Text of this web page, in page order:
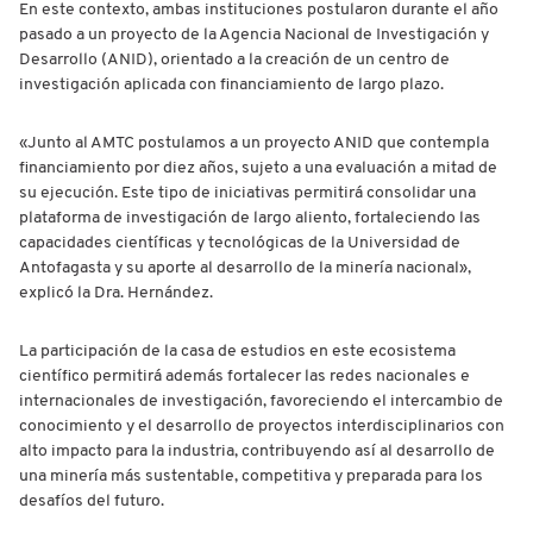
En este contexto, ambas instituciones postularon durante el año
pasado a un proyecto de la Agencia Nacional de Investigación y
Desarrollo (ANID), orientado a la creación de un centro de
investigación aplicada con financiamiento de largo plazo.
«Junto al AMTC postulamos a un proyecto ANID que contempla
financiamiento por diez años, sujeto a una evaluación a mitad de
su ejecución. Este tipo de iniciativas permitirá consolidar una
plataforma de investigación de largo aliento, fortaleciendo las
capacidades científicas y tecnológicas de la Universidad de
Antofagasta y su aporte al desarrollo de la minería nacional»,
explicó la Dra. Hernández.
La participación de la casa de estudios en este ecosistema
científico permitirá además fortalecer las redes nacionales e
internacionales de investigación, favoreciendo el intercambio de
conocimiento y el desarrollo de proyectos interdisciplinarios con
alto impacto para la industria, contribuyendo así al desarrollo de
una minería más sustentable, competitiva y preparada para los
desafíos del futuro.